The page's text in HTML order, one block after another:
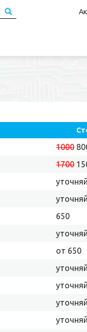
1000
1700
650
от 650